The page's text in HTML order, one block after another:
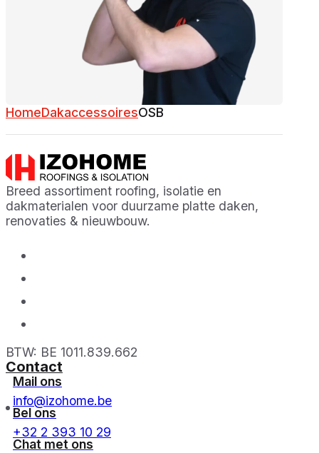
HomeDakaccessoiresOSB
Breed assortiment roofing, isolatie en
dakmaterialen voor duurzame platte daken,
renovaties & nieuwbouw.
BTW: BE 1011.839.662
Contact
Mail ons
info@izohome.be
Bel ons
+32 2 393 10 29
Chat met ons